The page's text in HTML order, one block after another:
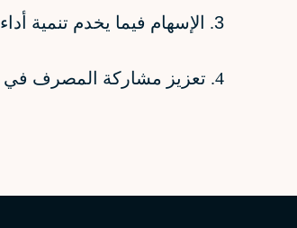
3. الإسهام فيما يخدم تنمية
4. تعزيز مشاركة المصرف في التعريف بالمصرفية الإسلامية والإسهام في تطويرها.